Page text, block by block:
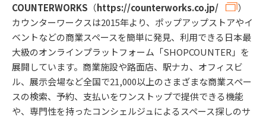
COUNTERWORKS （https://counterworks.co.jp/
）
カウンターワークスは2015年より、ポップアップストアやイ
ベントなどの商業スペースを簡単に発見、利用できる日本最
大級のオンラインプラットフォーム「SHOPCOUNTER」を
展開しています。商業施設や路面店、駅ナカ、オフィスビ
ル、展示会場など全国で21,000以上のさまざまな商業スペー
スの検索、予約、支払いをワンストップで提供できる機能
や、専門性を持ったコンシェルジュによるスペース探しのサ